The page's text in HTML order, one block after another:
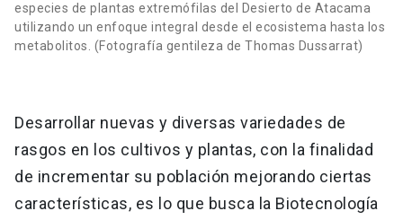
especies de plantas extremófilas del Desierto de Atacama
utilizando un enfoque integral desde el ecosistema hasta los
metabolitos. (Fotografía gentileza de Thomas Dussarrat)
Desarrollar nuevas y diversas variedades de
rasgos en los cultivos y plantas, con la finalidad
de incrementar su población mejorando ciertas
características, es lo que busca la Biotecnología